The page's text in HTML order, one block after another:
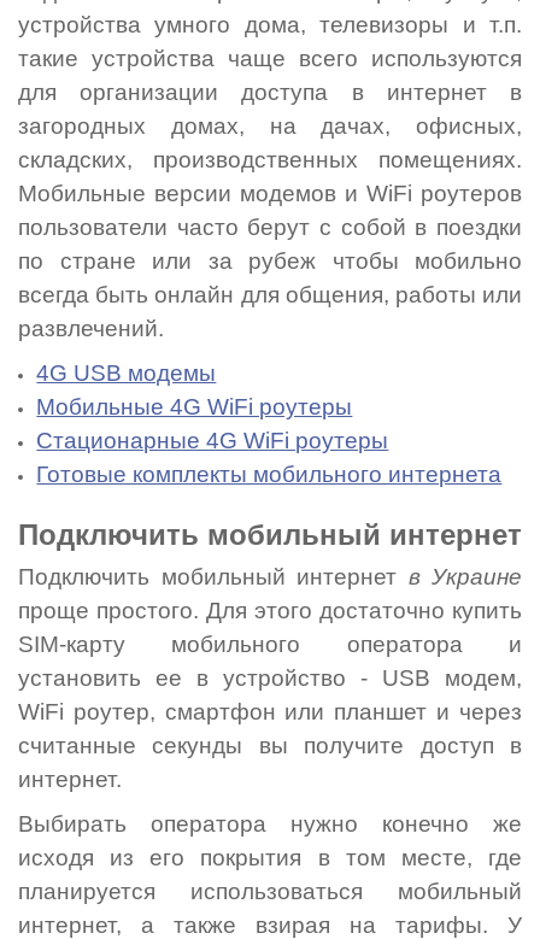
устройства умного дома, телевизоры и т.п.
такие устройства чаще всего используются
для организации доступа в интернет в
загородных домах, на дачах, офисных,
складских, производственных помещениях.
Мобильные версии модемов и WiFi роутеров
пользователи часто берут с собой в поездки
по стране или за рубеж чтобы мобильно
всегда быть онлайн для общения, работы или
развлечений.
4G USB модемы
Мобильные 4G WiFi роутеры
Стационарные 4G WiFi роутеры
Готовые комплекты мобильного интернета
Подключить мобильный интернет
Подключить мобильный интернет в Украине
проще простого. Для этого достаточно купить
SIM-карту мобильного оператора и
установить ее в устройство - USB модем,
WiFi роутер, смартфон или планшет и через
считанные секунды вы получите доступ в
интернет.
Выбирать оператора нужно конечно же
исходя из его покрытия в том месте, где
планируется использоваться мобильный
интернет, а также взирая на тарифы. У